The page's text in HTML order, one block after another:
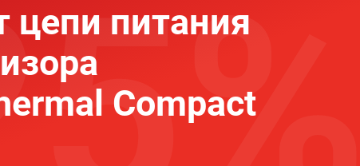
цепи питания
Compact